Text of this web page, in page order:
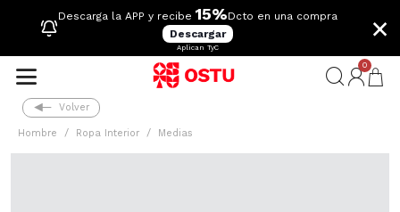
Descarga la APP y recibe 15%Dcto en una compra
Descargar
Aplican TyC
×
0
Volver
Hombre Ropa Interior Medias